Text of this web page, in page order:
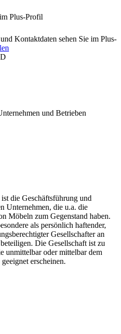
Plus-Profil
Kontaktdaten sehen Sie im Plus-
und Betrieben
die Geschäftsführung und
Unternehmen, die u.a. die
Möbeln zum Gegenstand haben.
als persönlich haftender,
Gesellschafter an
Die Gesellschaft ist zu
unmittelbar oder mittelbar dem
erscheinen.